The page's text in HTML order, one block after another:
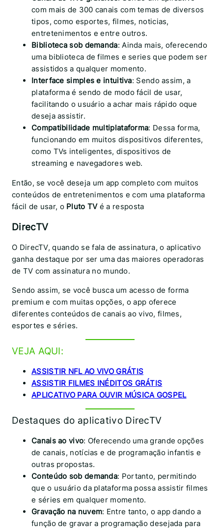
com mais de 300 canais com temas de diversos
tipos, como esportes, filmes, noticias,
entretenimentos e entre outros.
Biblioteca sob demanda: Ainda mais, oferecendo
uma biblioteca de filmes e series que podem ser
assistidos a qualquer momento.
Interface simples e intuitiva: Sendo assim, a
plataforma é sendo de modo fácil de usar,
facilitando o usuário a achar mais rápido oque
deseja assistir.
Compatibilidade multiplataforma: Dessa forma,
funcionando em muitos dispositivos diferentes,
como TVs inteligentes, dispositivos de
streaming e navegadores web.
Então, se você deseja um app completo com muitos
conteúdos de entretenimentos e com uma plataforma
fácil de usar, o Pluto TVé a resposta
DirecTV
O DirecTV, quando se fala de assinatura, o aplicativo
ganha destaque por ser uma das maiores operadoras
de TV com assinatura no mundo.
Sendo assim, se você busca um acesso de forma
premium e com muitas opções, o app oferece
diferentes conteúdos de canais ao vivo, filmes,
esportes e séries.
VEJA AQUI:
ASSISTIR NFL AO VIVO GRÁTIS
ASSISTIR FILMES INÉDITOS GRÁTIS
APLICATIVO PARA OUVIR MÚSICA GOSPEL
Destaques do aplicativo DirecTV
Canais ao vivo: Oferecendo uma grande opções
de canais, notícias e de programação infantis e
outras propostas.
Conteúdo sob demanda: Portanto, permitindo
que o usuário da plataforma possa assistir filmes
e séries em qualquer momento.
Gravação na nuvem: Entre tanto, o app dando a
função de gravar a programação desejada para